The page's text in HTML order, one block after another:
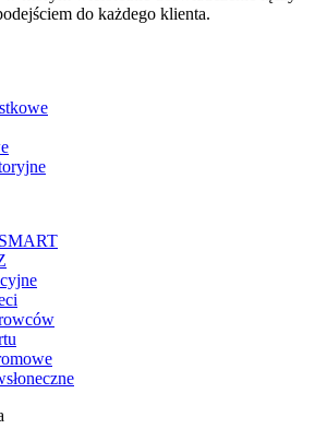
do każdego klienta.